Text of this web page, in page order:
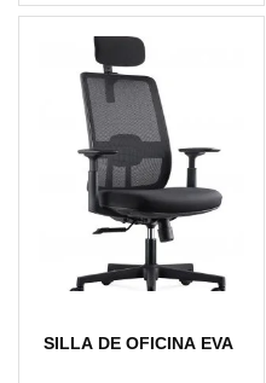
hasta
SILLA DE OFICINA EVA